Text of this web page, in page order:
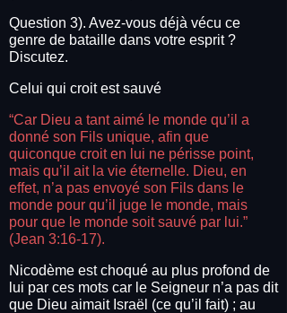
Question 3). Avez-vous déjà vécu ce
genre de bataille dans votre esprit ?
Discutez.
Celui qui croit est sauvé
“Car Dieu a tant aimé le monde qu’il a
donné son Fils unique, afin que
quiconque croit en lui ne périsse point,
mais qu’il ait la vie éternelle. Dieu, en
effet, n’a pas envoyé son Fils dans le
monde pour qu’il juge le monde, mais
pour que le monde soit sauvé par lui.”
(Jean 3:16-17).
Nicodème est choqué au plus profond de
lui par ces mots car le Seigneur n’a pas dit
que Dieu aimait Israël (ce qu’il fait) ; au